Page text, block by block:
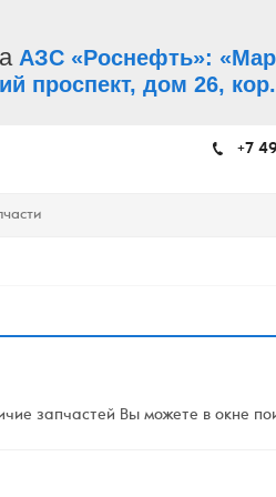
АЗС «Роснефть»:
проспект, дом 26,
+7
запчастей Вы можете в окне